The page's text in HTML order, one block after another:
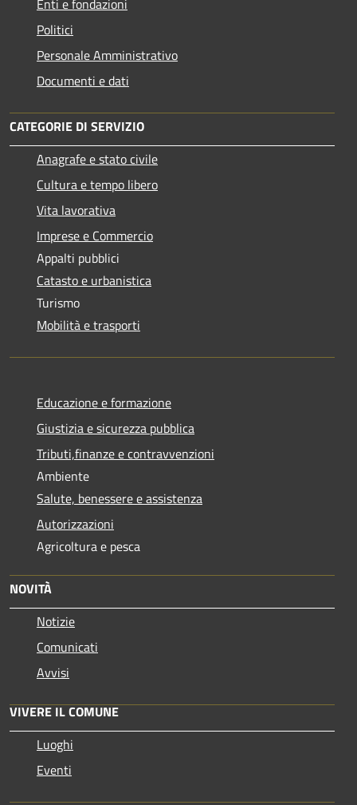
Enti e fondazioni
Politici
Personale Amministrativo
Documenti e dati
CATEGORIE DI SERVIZIO
Anagrafe e stato civile
Cultura e tempo libero
Vita lavorativa
Imprese e Commercio
Appalti pubblici
Catasto e urbanistica
Turismo
Mobilità e trasporti
Educazione e formazione
Giustizia e sicurezza pubblica
Tributi,finanze e contravvenzioni
Ambiente
Salute, benessere e assistenza
Autorizzazioni
Agricoltura e pesca
NOVITÀ
Notizie
Comunicati
Avvisi
VIVERE IL COMUNE
Luoghi
Eventi